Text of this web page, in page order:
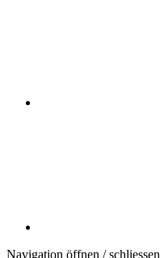
Navigation öffnen / schliessen